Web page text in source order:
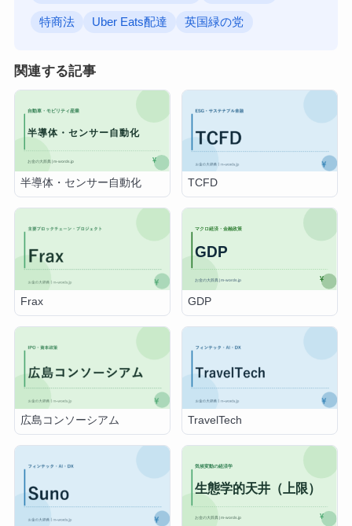
特商法 Uber Eats配達 英国緑の党
関連する記事
半導体・センサー自動化 TCFD
Frax GDP
広島コンソーシアム TravelTech